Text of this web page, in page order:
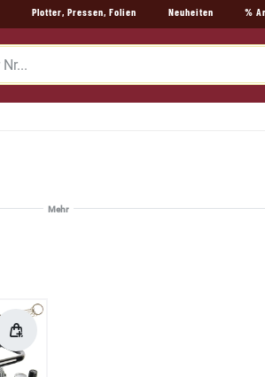
Plotter, Pressen, Folien Neuheiten %